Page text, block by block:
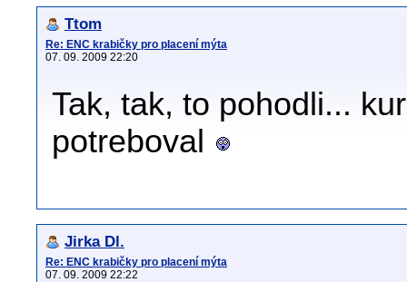
Ttom
Re: ENC krabičky pro placení mýta
07. 09. 2009 22:20
Tak, tak, to pohodli...
potreboval
Jirka Dl.
Re: ENC krabičky pro placení mýta
07. 09. 2009 22:22